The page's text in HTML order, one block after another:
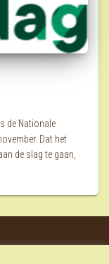
de Nationale
Dat het
de slag te gaan,